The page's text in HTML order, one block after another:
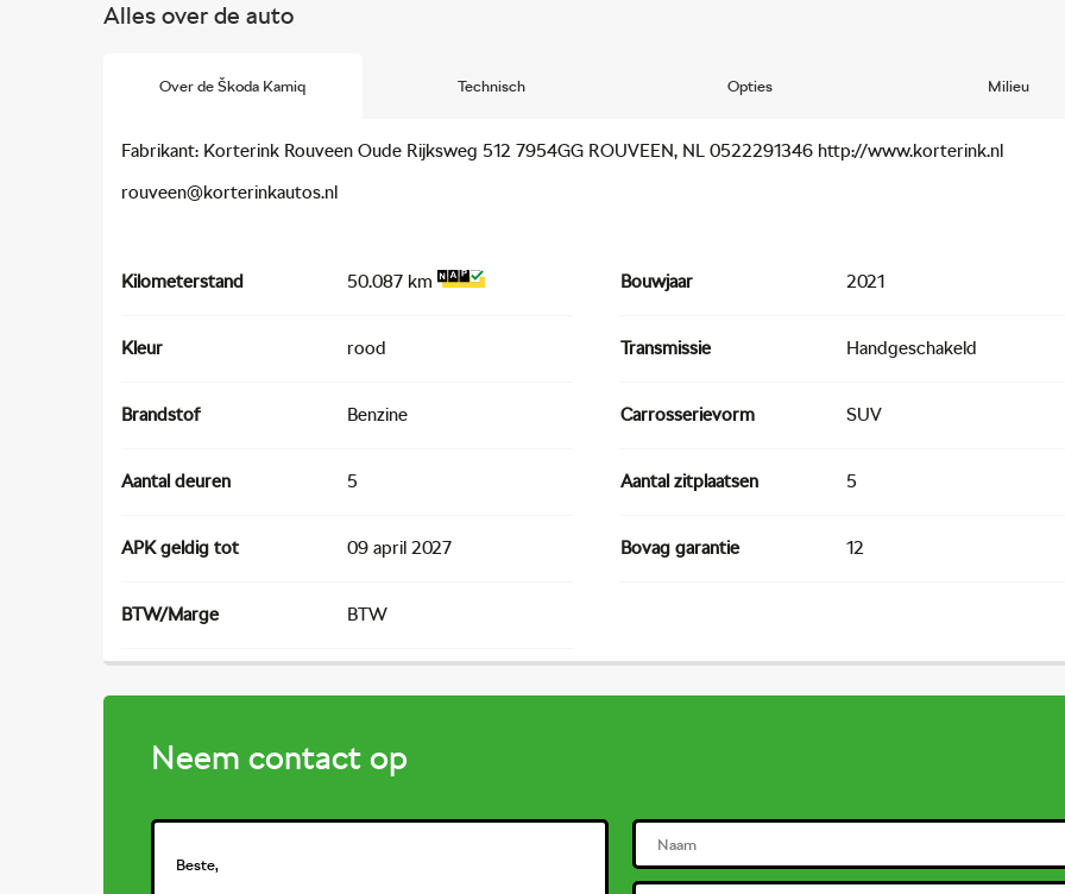
Alles over de auto
Over de Škoda Kamiq Technisch Opties Milieu
Fabrikant: Korterink Rouveen Oude Rijksweg 512 7954GG ROUVEEN, NL 0522291346 http://www.korterink.nl
rouveen@korterinkautos.nl
Kilometerstand 50.087 km Bouwjaar 2021
Kleur rood Transmissie Handgeschakeld
Brandstof Benzine Carrosserievorm SUV
Aantal deuren 5 Aantal zitplaatsen 5
APK geldig tot 09 april 2027 Bovag garantie 12
BTW/Marge BTW
Neem contact op